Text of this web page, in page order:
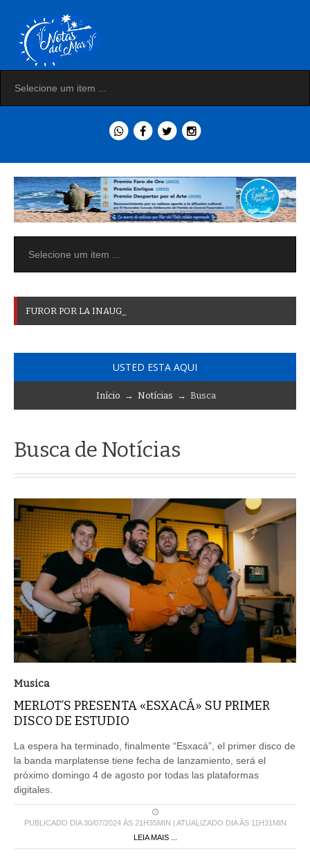
FUROR POR LA INAUG
USTED ESTA AQUI
Início → Notícias → Busca
Busca de Notícias
Musica
MERLOT’S PRESENTA «ESXACÁ» SU PRIMER
DISCO DE ESTUDIO
La espera ha terminado, finalmente “Esxacá”, el primer disco de
la banda marplatense tiene fecha de lanzamiento, será el
próximo domingo 4 de agosto por todas las plataformas
digitales.
PUBLICADO DIA 30/07/2024 ÀS 21H35MIN | ATUALIZADO DIA ÀS 11H31MIN
LEIA MAIS ...